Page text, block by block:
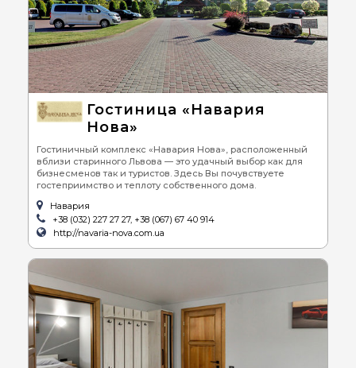
Гостиница «Навария
Нова»
Гостиничный комплекс «Навария Нова», расположенный
вблизи старинного Львова — это удачный выбор как для
бизнесменов так и туристов. Здесь Вы почувствуете
гостеприимство и теплоту собственного дома.
Навария
+38 (032) 227 27 27, +38 (067) 67 40 914
http://navaria-nova.com.ua